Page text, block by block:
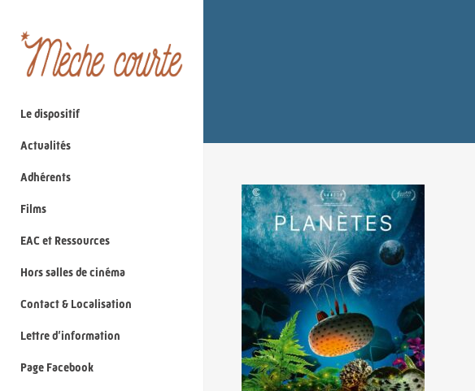
Le dispositif
Actualités
Adhérents
Films
EAC et Ressources
Hors salles de cinéma
Contact & Localisation
Lettre d’information
Page Facebook